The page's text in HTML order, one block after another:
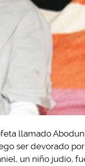
llamado
ser devorado
un niño judío,